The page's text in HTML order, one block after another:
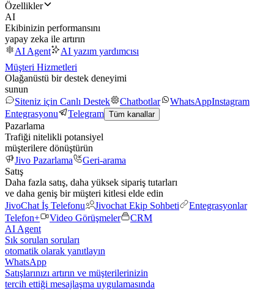
Özellikler
AI
Ekibinizin performansını
yapay zeka ile artırın
AI Agent
AI yazım yardımcısı
Müşteri Hizmetleri
Olağanüstü bir destek deneyimi
sunun
Siteniz için Canlı Destek
Chatbotlar WhatsAppInstagram
Entegrasyonu
Telegram Tüm kanallar
Pazarlama
Trafiği nitelikli potansiyel
müşterilere dönüştürün
Jivo Pazarlama
Geri-arama
Satış
Daha fazla satış, daha yüksek sipariş tutarları
ve daha geniş bir müşteri kitlesi elde edin
JivoChat İş Telefonu
Jivochat Ekip Sohbeti
Entegrasyonlar
Telefon+
Video Görüşmeler
CRM
AI Agent
Sık sorulan soruları
otomatik olarak yanıtlayın
WhatsApp
Satışlarınızı artırın ve müşterilerinizin
tercih ettiği mesajlaşma uygulamasında